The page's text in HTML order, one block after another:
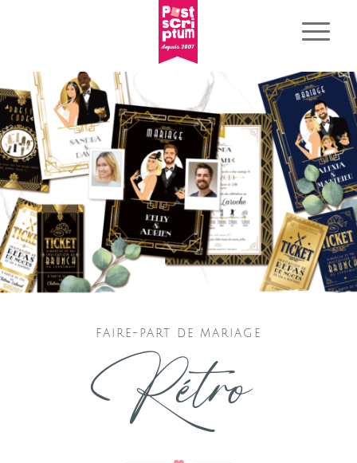
FAIRE-PART DE MARIAGE
Rétro